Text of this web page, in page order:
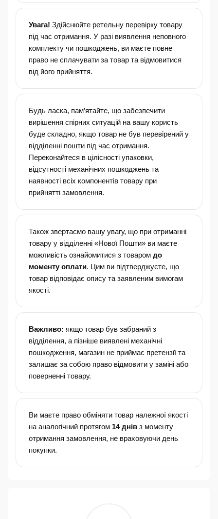
Увага! Здійснюйте ретельну перевірку товару
під час отримання. У разі виявлення неповного
комплекту чи пошкоджень, ви маєте повне
право не сплачувати за товар та відмовитися
від його прийняття.
Будь ласка, пам’ятайте, що забезпечити
вирішення спірних ситуацій на вашу користь
буде складно, якщо товар не був перевірений у
відділенні пошти під час отримання.
Переконайтеся в цілісності упаковки,
відсутності механічних пошкоджень та
наявності всіх компонентів товару при
прийнятті замовлення.
Також звертаємо вашу увагу, що при отриманні
товару у відділенні «Нової Пошти» ви маєте
можливість ознайомитися з товаром до
моменту оплати. Цим ви підтверджуєте, що
товар відповідає опису та заявленим вимогам
якості.
Важливо: якщо товар був забраний з
відділення, а пізніше виявлені механічні
пошкодження, магазин не приймає претензії та
залишає за собою право відмовити у заміні або
поверненні товару.
Ви маєте право обміняти товар належної якості
на аналогічний протягом 14 днів з моменту
отримання замовлення, не враховуючи день
покупки.